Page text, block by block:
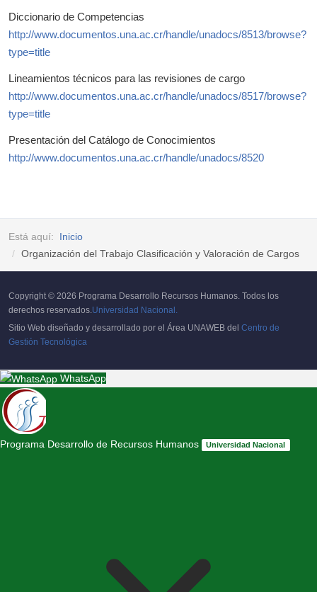
Diccionario de Competencias
http://www.documentos.una.ac.cr/handle/unadocs/8513/browse?
type=title
Lineamientos técnicos para las revisiones de cargo
http://www.documentos.una.ac.cr/handle/unadocs/8517/browse?
type=title
Presentación del Catálogo de Conocimientos
http://www.documentos.una.ac.cr/handle/unadocs/8520
Está aquí: Inicio
Organización del Trabajo Clasificación y Valoración de Cargos
Copyright © 2026 Programa Desarrollo Recursos Humanos. Todos los
derechos reservados.Universidad Nacional.
Sitio Web diseñado y desarrollado por el Área UNAWEB del Centro de
Gestión Tecnológica
WhatsApp
Programa Desarrollo de Recursos Humanos Universidad Nacional